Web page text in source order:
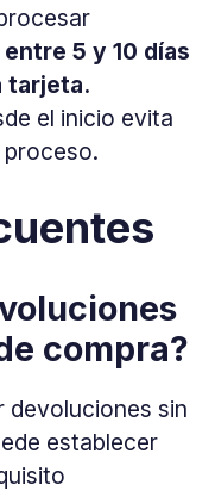
5 y 10 días
tarjeta.
el inicio evita
compra?
devoluciones sin
establecer